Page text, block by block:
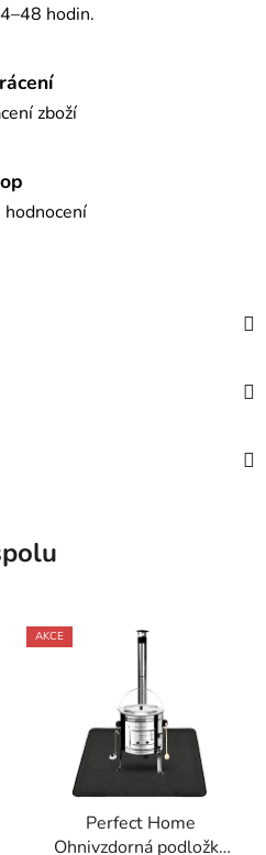
hodin.
zboží
AKCE
Perfect Home
Ohnivzdorná podložka